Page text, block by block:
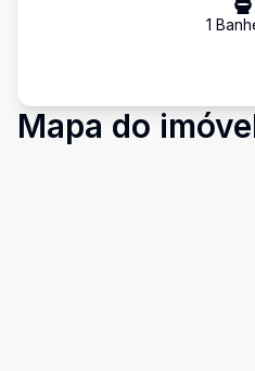
1
Mapa do